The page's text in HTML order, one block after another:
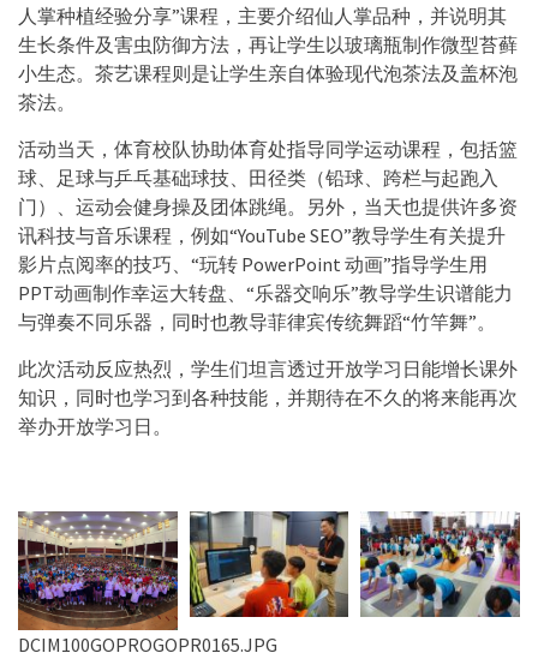
人掌种植经验分享”课程，主要介绍仙人掌品种，并说明其
生长条件及害虫防御方法，再让学生以玻璃瓶制作微型苔藓
小生态。茶艺课程则是让学生亲自体验现代泡茶法及盖杯泡
茶法。
活动当天，体育校队协助体育处指导同学运动课程，包括篮
球、足球与乒乓基础球技、田径类（铅球、跨栏与起跑入
门）、运动会健身操及团体跳绳。另外，当天也提供许多资
讯科技与音乐课程，例如“YouTube SEO”教导学生有关提升
影片点阅率的技巧、“玩转 PowerPoint 动画”指导学生用
PPT动画制作幸运大转盘、“乐器交响乐”教导学生识谱能力
与弹奏不同乐器，同时也教导菲律宾传统舞蹈“竹竿舞”。
此次活动反应热烈，学生们坦言透过开放学习日能增长课外
知识，同时也学习到各种技能，并期待在不久的将来能再次
举办开放学习日。
DCIM100GOPROGOPR0165.JPG